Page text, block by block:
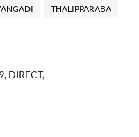
THALIPPARABA
DIRECT,